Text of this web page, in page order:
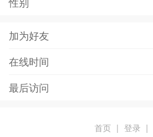
加为好友
在线时间
最后访问
首页 | 登录 |